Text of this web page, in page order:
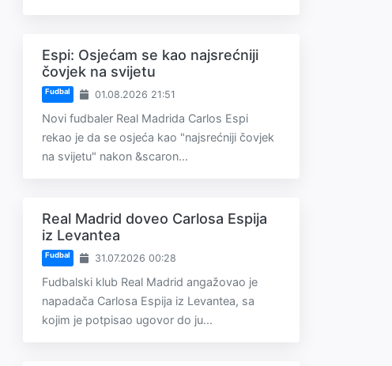
Espi: Osjećam se kao najsrećniji
čovjek na svijetu
Fudbal 01.08.2026 21:51
Novi fudbaler Real Madrida Carlos Espi
rekao je da se osjeća kao "najsrećniji čovjek
na svijetu" nakon &scaron...
Real Madrid doveo Carlosa Espija
iz Levantea
Fudbal 31.07.2026 00:28
Fudbalski klub Real Madrid angažovao je
napadača Carlosa Espija iz Levantea, sa
kojim je potpisao ugovor do ju...